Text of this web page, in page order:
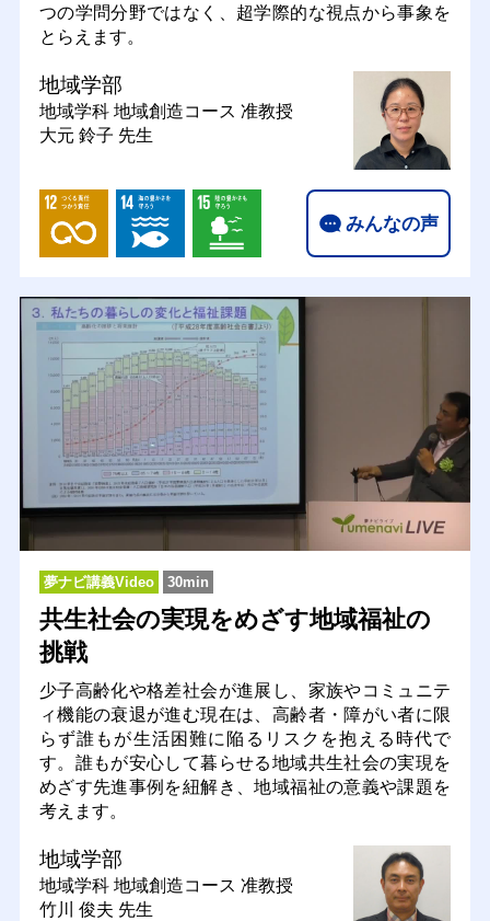
つの学問分野ではなく、超学際的な視点から事象を
とらえます。
地域学部
地域学科 地域創造コース 准教授
大元 鈴子 先生
みんなの声
夢ナビ講義Video 30min
共生社会の実現をめざす地域福祉の
挑戦
少子高齢化や格差社会が進展し、家族やコミュニテ
ィ機能の衰退が進む現在は、高齢者・障がい者に限
らず誰もが生活困難に陥るリスクを抱える時代で
す。誰もが安心して暮らせる地域共生社会の実現を
めざす先進事例を紐解き、地域福祉の意義や課題を
考えます。
地域学部
地域学科 地域創造コース 准教授
竹川 俊夫 先生